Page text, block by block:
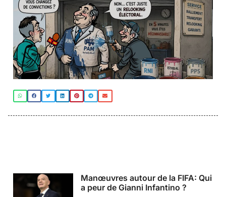
Manœuvres autour de la FIFA: Qui
a peur de Gianni Infantino ?